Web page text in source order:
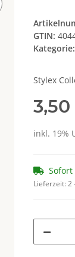
GTIN:
Kategorie:
Stylex
inkl. 19%
Lieferzeit:2